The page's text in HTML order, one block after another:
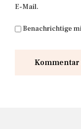
E-Mail.
Benachrichtige